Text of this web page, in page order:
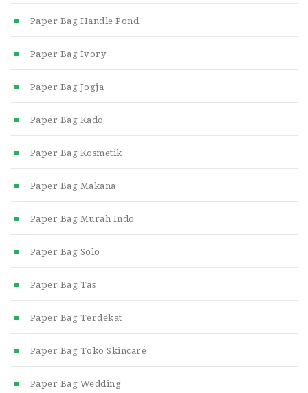
Paper Bag Handle Pond
Paper Bag Ivory
Paper Bag Jogja
Paper Bag Kado
Paper Bag Kosmetik
Paper Bag Makana
Paper Bag Murah Indo
Paper Bag Solo
Paper Bag Tas
Paper Bag Terdekat
Paper Bag Toko Skincare
Paper Bag Wedding